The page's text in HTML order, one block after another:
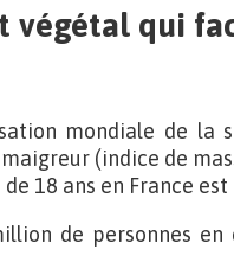
végétal qui
mondiale de la
(indice de
18 ans en France est
de personnes en